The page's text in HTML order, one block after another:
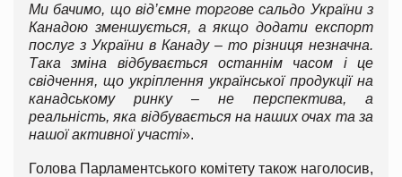
Ми бачимо, що від’ємне торгове сальдо України з
Канадою зменшується, а якщо додати експорт
послуг з України в Канаду – то різниця незначна.
Така зміна відбувається останнім часом і це
свідчення, що укріплення української продукції на
канадському ринку – не перспектива, а
реальність, яка відбувається на наших очах та за
нашої активної участі».
Голова Парламентського комітету також наголосив,